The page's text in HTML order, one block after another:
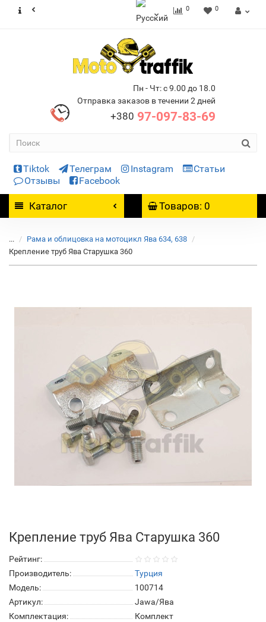
0 0
Пн - Чт: с 9.00 до 18.0
Отправка заказов в течении 2 дней
+380 97-097-83-69
Tiktok Телеграм Instagram
Статьи
Отзывы
Facebook
Каталог Товаров: 0
...
Рама и облицовка на мотоцикл Ява 634, 638
Крепление труб Ява Старушка 360
Крепление труб Ява Старушка 360
Рейтинг:
Производитель:
Турция
Модель:
100714
Артикул:
Jawa/Ява
Комплектация:
Комплект